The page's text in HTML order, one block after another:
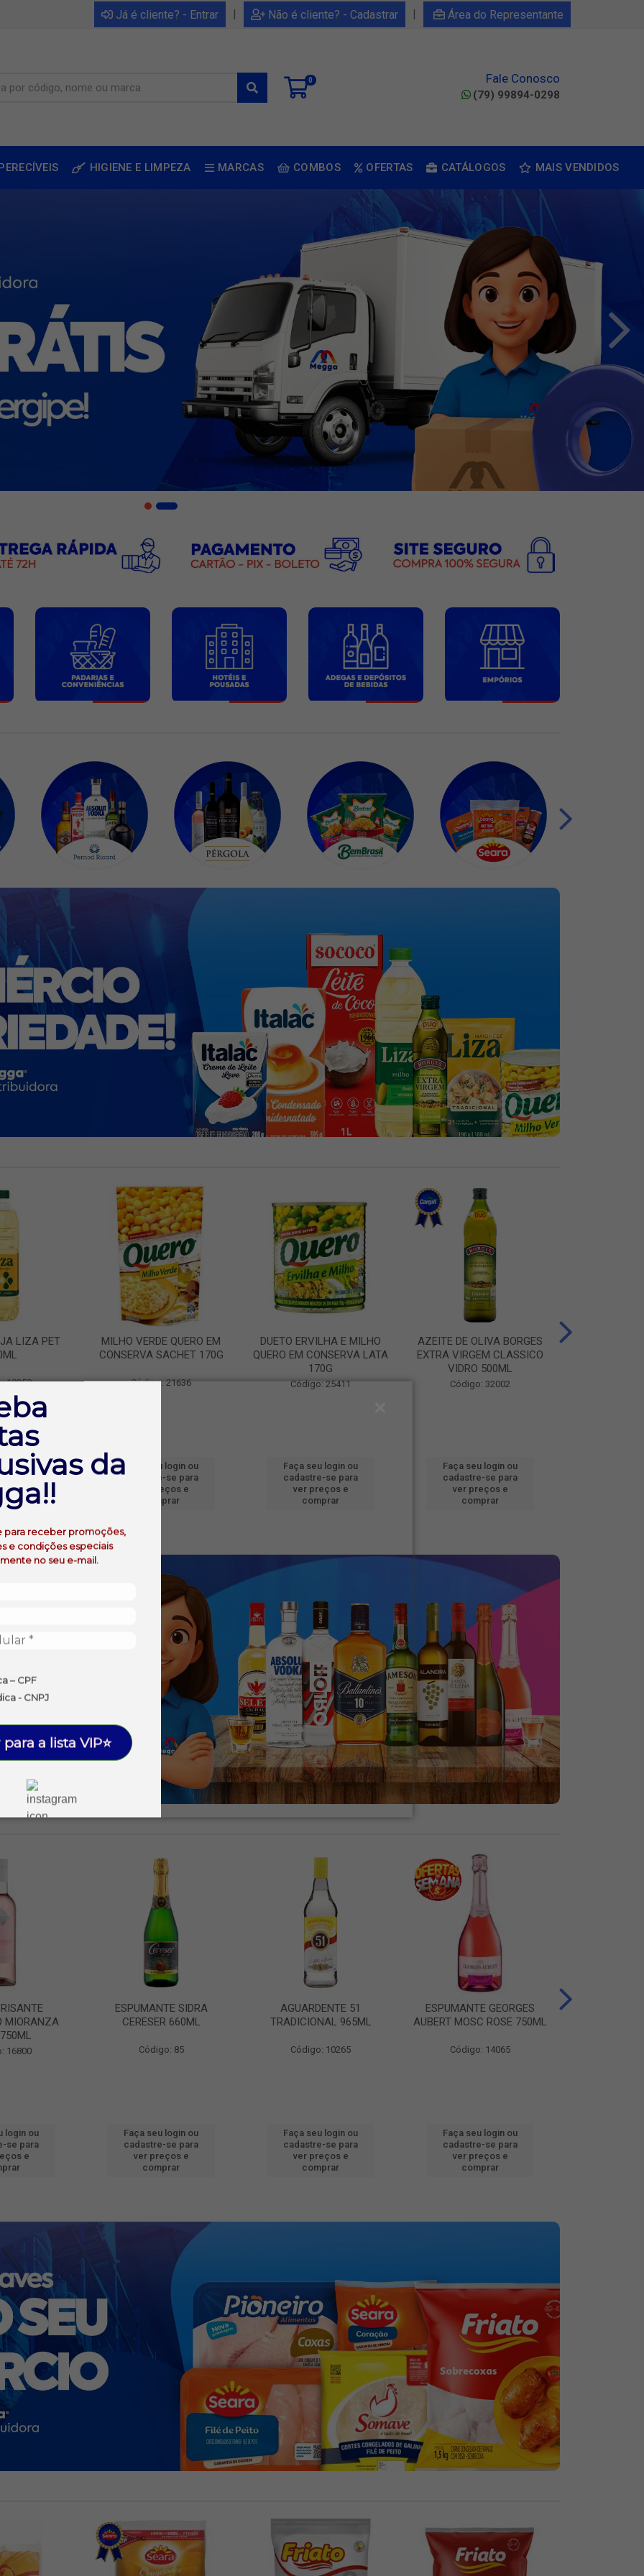
da
para receber promoções,
e condições especiais
no seu e-mail.
– CPF
- CNPJ
a lista VIP⭐
Já é cliente? - Entrar | Não é cliente? - Cadastrar | Área do Representante
0 Fale Conosco
(79) 99894-0298
HIGIENE E LIMPEZA MARCAS COMBOS OFERTAS CATÁLOGOS MAIS VENDIDOS
LIZA PET
19250
login ou
se para
e
MILHO VERDE QUERO EM
CONSERVA SACHET 170G
Código: 21636
Faça seu login ou
cadastre-se para
ver preços e
comprar
DUETO ERVILHA E MILHO
QUERO EM CONSERVA LATA
170G
Código: 25411
Faça seu login ou
cadastre-se para
ver preços e
comprar
AZEITE DE OLIVA BORGES
EXTRA VIRGEM CLASSICO
VIDRO 500ML
Código: 32002
Faça seu login ou
cadastre-se para
ver preços e
comprar
MIORANZA
16800
login ou
se para
e
ESPUMANTE SIDRA
CERESER 660ML
Código: 85
Faça seu login ou
cadastre-se para
ver preços e
comprar
AGUARDENTE 51
TRADICIONAL 965ML
Código: 10265
Faça seu login ou
cadastre-se para
ver preços e
comprar
ESPUMANTE GEORGES
AUBERT MOSC ROSE 750ML
Código: 14065
Faça seu login ou
cadastre-se para
ver preços e
comprar